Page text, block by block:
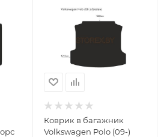
Коврик в багажник
Volkswagen Polo (09-)